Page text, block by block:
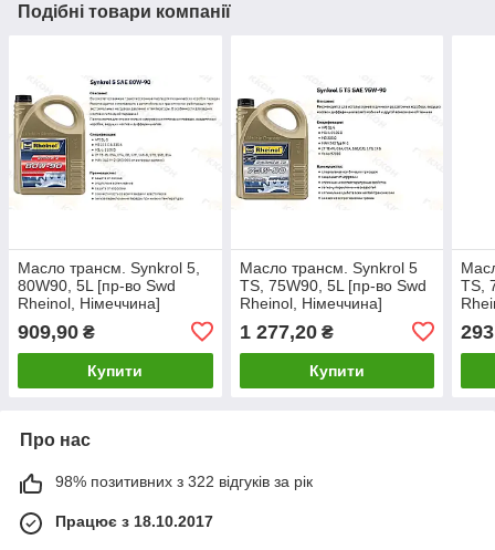
Подібні товари компанії
Масло трансм. Synkrol 5,
80W90, 5L [пр-во Swd
Rheinol, Німеччина]
909,90 ₴
Купити
Масло трансм. Synkrol 5
TS, 75W90, 5L [пр-во Swd
Rheinol, Німеччина]
1 277,20₴
Купити
TS,
Про нас
98% позитивних з 322 відгуків за рік
Працює з 18.10.2017